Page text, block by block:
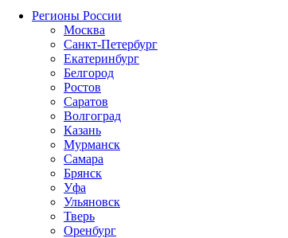
Регионы России
Москва
Санкт-Петербург
Екатеринбург
Белгород
Ростов
Саратов
Волгоград
Казань
Мурманск
Самара
Брянск
Уфа
Ульяновск
Тверь
Оренбург